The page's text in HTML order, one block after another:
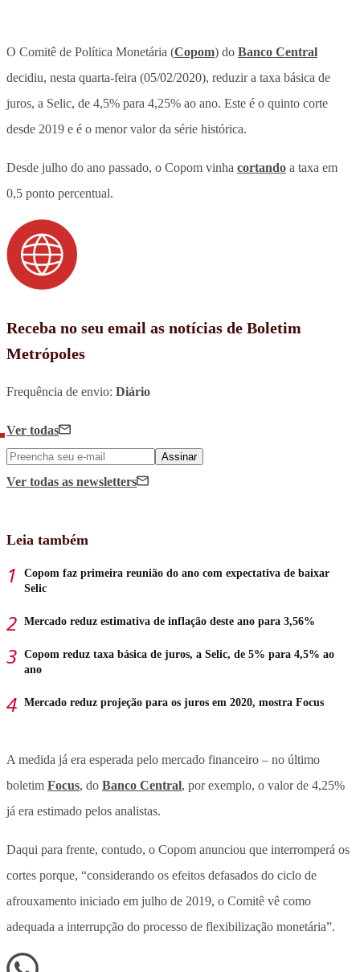
O Comitê de Política Monetária (Copom) do Banco Central
decidiu, nesta quarta-feira (05/02/2020), reduzir a taxa básica de
juros, a Selic, de 4,5% para 4,25% ao ano. Este é o quinto corte
desde 2019 e é o menor valor da série histórica.
Desde julho do ano passado, o Copom vinha cortando a taxa em
0,5 ponto percentual.
Receba no seu email as notícias de Boletim
Metrópoles
Frequência de envio: Diário
Ver todas
Assinar
Ver todas as newsletters
Leia também
Copom faz primeira reunião do ano com expectativa de baixar
Selic
Mercado reduz estimativa de inflação deste ano para 3,56%
Copom reduz taxa básica de juros, a Selic, de 5% para 4,5% ao
ano
Mercado reduz projeção para os juros em 2020, mostra Focus
A medida já era esperada pelo mercado financeiro – no último
boletim Focus, do Banco Central, por exemplo, o valor de 4,25%
já era estimado pelos analistas.
Daqui para frente, contudo, o Copom anunciou que interromperá os
cortes porque, “considerando os efeitos defasados do ciclo de
afrouxamento iniciado em julho de 2019, o Comitê vê como
adequada a interrupção do processo de flexibilização monetária”.